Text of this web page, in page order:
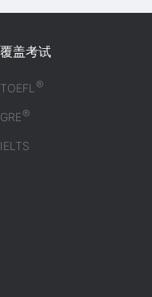
覆盖考试
TOEFL®
GRE®
IELTS